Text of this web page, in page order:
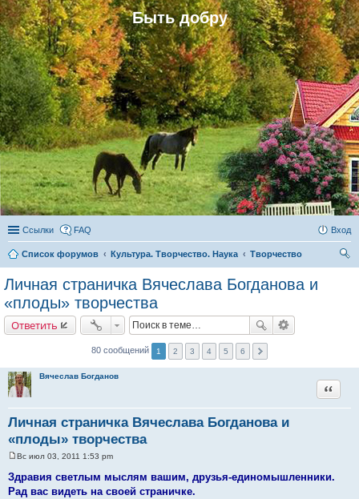
Быть добру
Ссылки FAQ Вход
Список форумов Культура. Творчество. Наука
Творчество
Личная страничка Вячеслава Богданова и
«плоды» творчества
Ответить
80 сообщений 1 2 3 4 5 6
Вячеслав Богданов
Личная страничка Вячеслава Богданова и
«плоды» творчества
Цитата
о
б
Вс июл 03, 2011 1:53 pm
Здравия светлым мыслям вашим, друзья-единомышленники.
Рад вас видеть на своей страничке.